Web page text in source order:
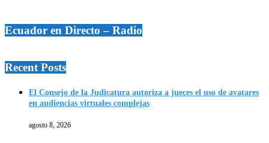
Ecuador en Directo – Radio
Recent Posts
El Consejo de la Judicatura autoriza a jueces el uso de avatares
en audiencias virtuales complejas
agosto 8, 2026